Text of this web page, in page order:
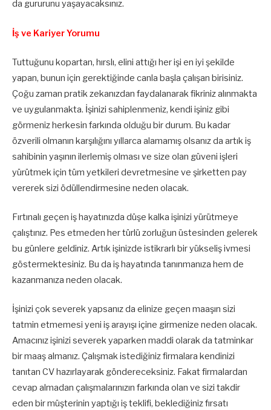
da gururunu yaşayacaksınız.
İş ve Kariyer Yorumu
Tuttuğunu kopartan, hırslı, elini attığı her işi en iyi şekilde
yapan, bunun için gerektiğinde canla başla çalışan birisiniz.
Çoğu zaman pratik zekanızdan faydalanarak fikriniz alınmakta
ve uygulanmakta. İşinizi sahiplenmeniz, kendi işiniz gibi
görmeniz herkesin farkında olduğu bir durum. Bu kadar
özverili olmanın karşılığını yıllarca alamamış olsanız da artık iş
sahibinin yaşının ilerlemiş olması ve size olan güveni işleri
yürütmek için tüm yetkileri devretmesine ve şirketten pay
vererek sizi ödüllendirmesine neden olacak.
Fırtınalı geçen iş hayatınızda düşe kalka işinizi yürütmeye
çalıştınız. Pes etmeden her türlü zorluğun üstesinden gelerek
bu günlere geldiniz. Artık işinizde istikrarlı bir yükseliş ivmesi
göstermektesiniz. Bu da iş hayatında tanınmanıza hem de
kazanmanıza neden olacak.
İşinizi çok severek yapsanız da elinize geçen maaşın sizi
tatmin etmemesi yeni iş arayışı içine girmenize neden olacak.
Amacınız işinizi severek yaparken maddi olarak da tatminkar
bir maaş almanız. Çalışmak istediğiniz firmalara kendinizi
tanıtan CV hazırlayarak göndereceksiniz. Fakat firmalardan
cevap almadan çalışmalarınızın farkında olan ve sizi takdir
eden bir müşterinin yaptığı iş teklifi, beklediğiniz fırsatı